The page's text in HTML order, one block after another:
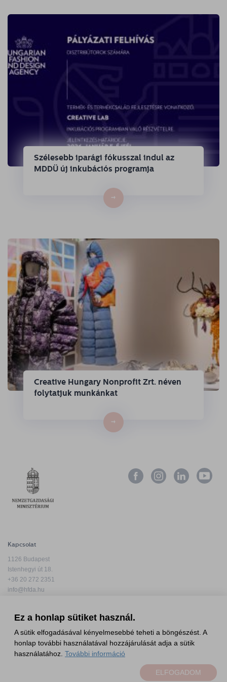
Szélesebb iparági fókusszal indul az
MDDÜ új inkubációs programja
→
Creative Hungary Nonprofit Zrt. néven
folytatjuk munkánkat
→
Kapcsolat
1126 Budapest
Istenhegyi út 18.
+36 20 272 2351
info@hfda.hu
Adatkezelési tájékoztató
Ez a honlap sütiket használ.
A sütik elfogadásával kényelmesebbé teheti a böngészést. A
honlap további használatával hozzájárulását adja a sütik
használatához. További információ
ELFOGADOM